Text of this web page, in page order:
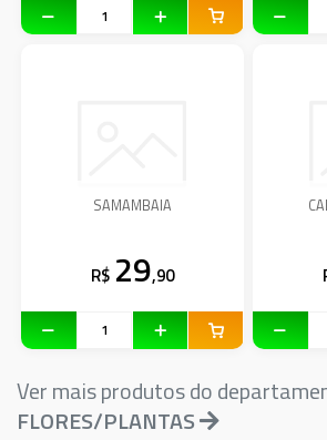
SAMAMBAIA
R$ 29,90
Ver mais produtos do
FLORES/PLANTAS